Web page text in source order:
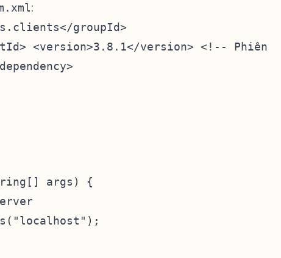
:
groupId>
<version>3.8.1</version> <!-- Phiên
args) {